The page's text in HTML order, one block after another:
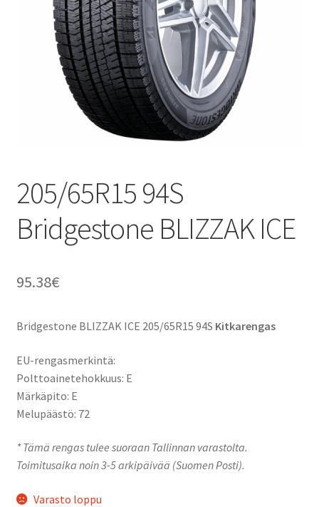
205/65R15 94S
Bridgestone BLIZZAK ICE
95.38€
Bridgestone BLIZZAK ICE 205/65R15 94S Kitkarengas
EU-rengasmerkintä:
Polttoainetehokkuus: E
Märkäpito: E
Melupäästö: 72
* Tämä rengas tulee suoraan Tallinnan varastolta.
Toimitusaika noin 3-5 arkipäivää (Suomen Posti).
Varasto loppu